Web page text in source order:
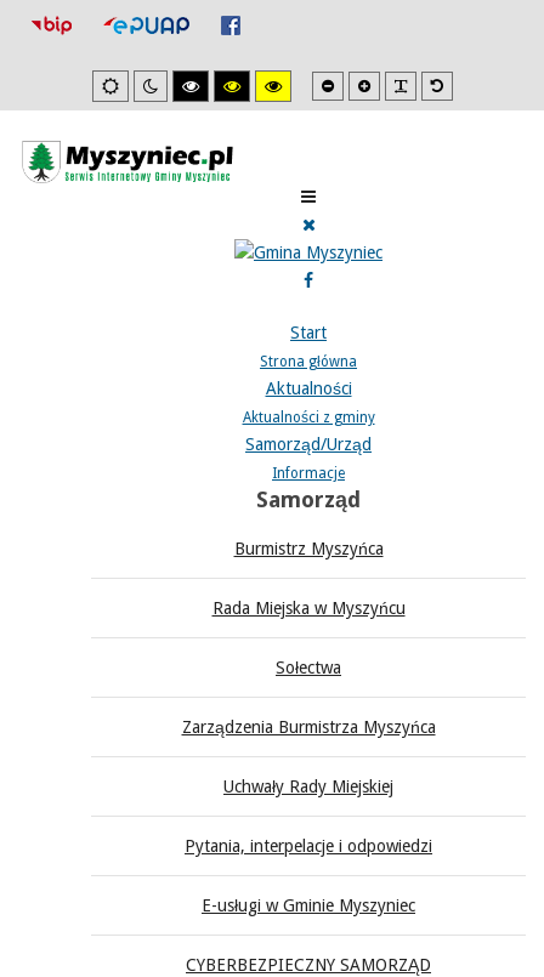
Ustawienia
domyslne
Tryb
nocny
Wysoki
kontrast
Wysoki
kontrast
Wysoki
kontrast
Mniejsza
czcionka
Zwiększona
czcionka
Domyślna
czcionka
Start
Strona główna
Aktualności
Aktualności z gminy
Samorząd/Urząd
Informacje
Samorząd
Burmistrz Myszyńca
Rada Miejska w Myszyńcu
Sołectwa
Zarządzenia Burmistrza Myszyńca
Uchwały Rady Miejskiej
Pytania, interpelacje i odpowiedzi
E-usługi w Gminie Myszyniec
CYBERBEZPIECZNY SAMORZĄD